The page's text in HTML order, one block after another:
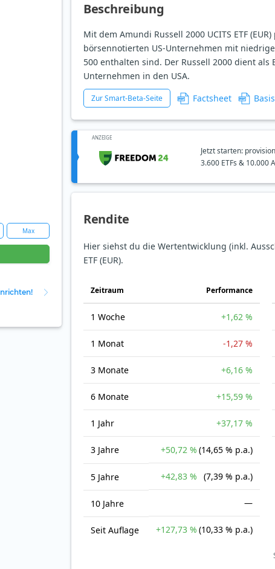
Max
Beschreibung
Mit dem Amundi Russell 2000 UCITS ETF
börsennotierten US-Unternehmen mit
500 enthalten sind. Der Russell 2000 dient
Unternehmen in den USA.
Zur Smart-Beta-Seite Factsheet
ANZEIGE
Jetzt starten:
3.600 ETFs & 10.000
Rendite
Hier siehst du die Wertentwicklung (inkl.
ETF (EUR).
Zeit­raum Perfor­mance
1 Woche +1,62 %
1 Monat -1,27 %
3 Monate +6,16 %
6 Monate +15,59 %
1 Jahr +37,17 %
3 Jahre +50,72 % (14,65 % p.a.)
5 Jahre +42,83 % (7,39 % p.a.)
10 Jahre —
Seit Auflage +127,73 % (10,33 % p.a.)